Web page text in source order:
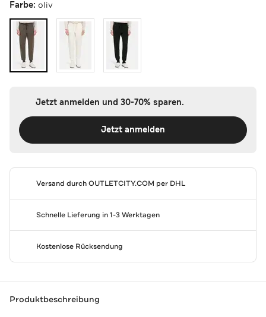
Farbe: oliv
Jetzt anmelden und 30-70% sparen.
Jetzt anmelden
Versand durchOUTLETCITY.COM per DHL
Schnelle Lieferung in 1-3 Werktagen
Kostenlose Rücksendung
Produktbeschreibung